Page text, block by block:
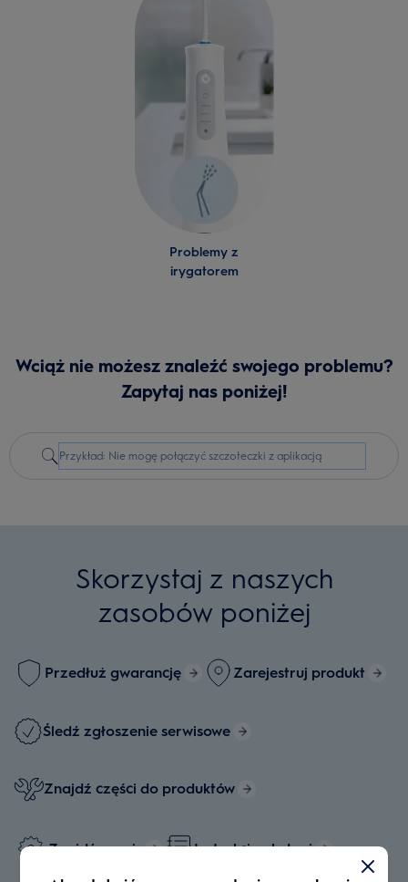
Problemy z
irygatorem
Wciąż nie możesz znaleźć swojego problemu?
Zapytaj nas poniżej!
Skorzystaj z naszych
zasobów poniżej
Przedłuż gwarancję Zarejestruj produkt
Śledź zgłoszenie serwisowe
Znajdź części do produktów
Znajdź serwis Instrukcje obsługi